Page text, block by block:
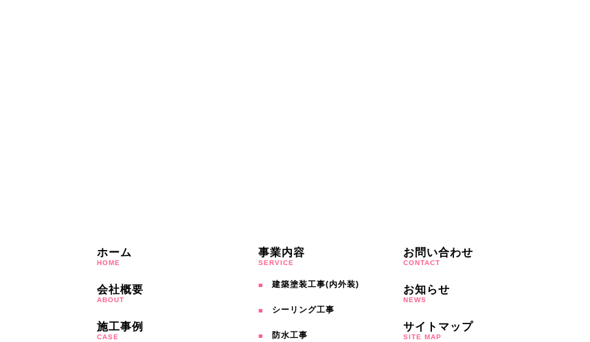
ホーム
HOME
会社概要
ABOUT
施工事例
CASE
事業内容
SERVICE
建築塗装工事(内外装)
シーリング工事
防水工事
お問い合わせ
CONTACT
お知らせ
NEWS
サイトマップ
SITE MAP